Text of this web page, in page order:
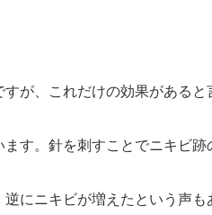
が、これだけの効果があると
す。針を刺すことでニキビ跡
にニキビが増えたという声も